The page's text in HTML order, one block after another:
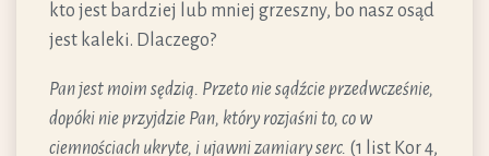
kto jest bardziej lub mniej grzeszny, bo nasz osąd
jest kaleki. Dlaczego?
Pan jest moim sędzią. Przeto nie sądźcie przedwcześnie,
dopóki nie przyjdzie Pan, który rozjaśni to, co w
ciemnościach ukryte, i ujawni zamiary serc. (1 list Kor 4,